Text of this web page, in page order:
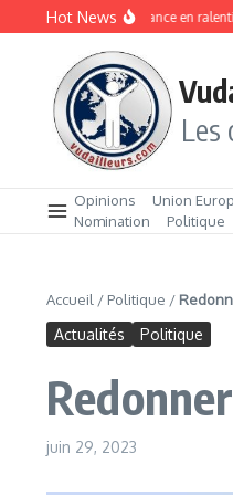
Aller au contenu
Hot News
Gambie : une croissance en
Les
Opinions Union
Nomination
Politique
Accueil / Politique /
Actualités Politique
juin 29, 2023